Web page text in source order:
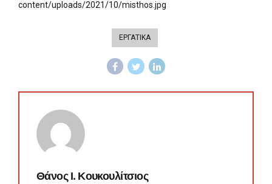
ΕΡΓΑΤΙΚΑ
Θάνος Ι. Κουκουλίτσιος